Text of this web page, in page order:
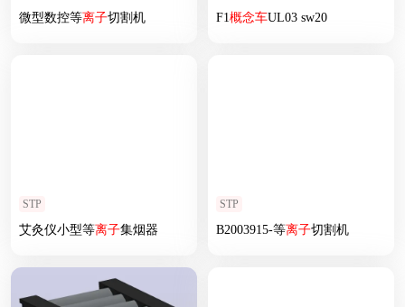
微型数控等离子切割机 F1概念车UL03 sw20
STP
艾灸仪小型等离子集烟器
STP
B2003915-等离子切割机